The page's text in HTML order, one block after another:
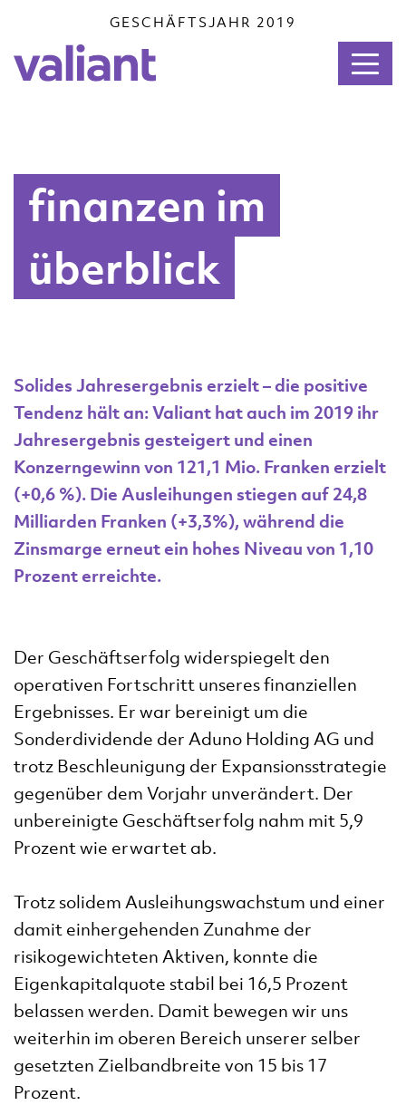
GESCHÄFTSJAHR 2019
finanzen im
überblick
Solides Jahresergebnis erzielt – die positive
Tendenz hält an: Valiant hat auch im 2019 ihr
Jahresergebnis gesteigert und einen
Konzerngewinn von 121,1 Mio. Franken erzielt
(+0,6 %). Die Ausleihungen stiegen auf 24,8
Milliarden Franken (+3,3%), während die
Zinsmarge erneut ein hohes Niveau von 1,10
Prozent erreichte.
Der Geschäftserfolg widerspiegelt den
operativen Fortschritt unseres finanziellen
Ergebnisses. Er war bereinigt um die
Sonderdividende der Aduno Holding AG und
trotz Beschleunigung der Expansionsstrategie
gegenüber dem Vorjahr unverändert. Der
unbereinigte Geschäftserfolg nahm mit 5,9
Prozent wie erwartet ab.
Trotz solidem Ausleihungswachstum und einer
damit einhergehenden Zunahme der
risikogewichteten Aktiven, konnte die
Eigenkapitalquote stabil bei 16,5 Prozent
belassen werden. Damit bewegen wir uns
weiterhin im oberen Bereich unserer selber
gesetzten Zielbandbreite von 15 bis 17
Prozent.